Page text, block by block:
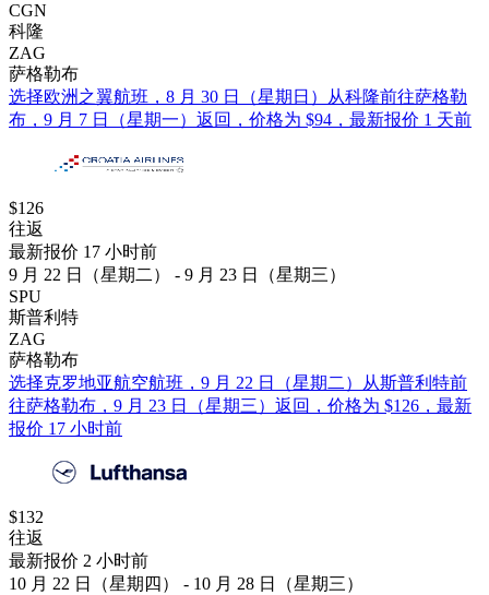
CGN
科隆
ZAG
萨格勒布
选择欧洲之翼航班，8 月 30 日（星期日）从科隆前往萨格勒
布，9 月 7 日（星期一）返回，价格为 $94，最新报价 1 天前
$126
往返
最新报价 17 小时前
9 月 22 日（星期二） - 9 月 23 日（星期三）
SPU
斯普利特
ZAG
萨格勒布
选择克罗地亚航空航班，9 月 22 日（星期二）从斯普利特前
往萨格勒布，9 月 23 日（星期三）返回，价格为 $126，最新
报价 17 小时前
$132
往返
最新报价 2 小时前
10 月 22 日（星期四） - 10 月 28 日（星期三）